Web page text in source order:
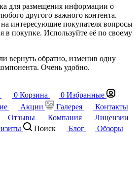
для размещения информации о
другого важного контента.
интересующие покупателя вопросы
в покупке. Используйте её по своему
вернуть обратно, изменив одну
Очень удобно.
0 Корзина 0 Избранные
Акции Галерея
Контакты
Отзывы Компания
Лицензии
Поиск Блог
Обзоры